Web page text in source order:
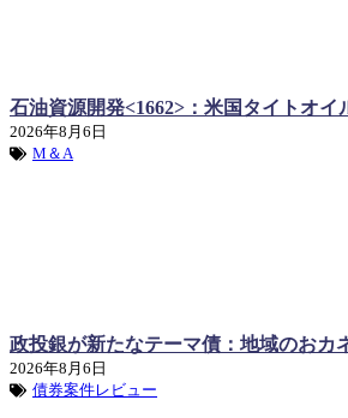
石油資源開発<1662>：米国タイトオイ
2026年8月6日
M＆A
政投銀が新たなテーマ債：地域のおカ
2026年8月6日
債券案件レビュー